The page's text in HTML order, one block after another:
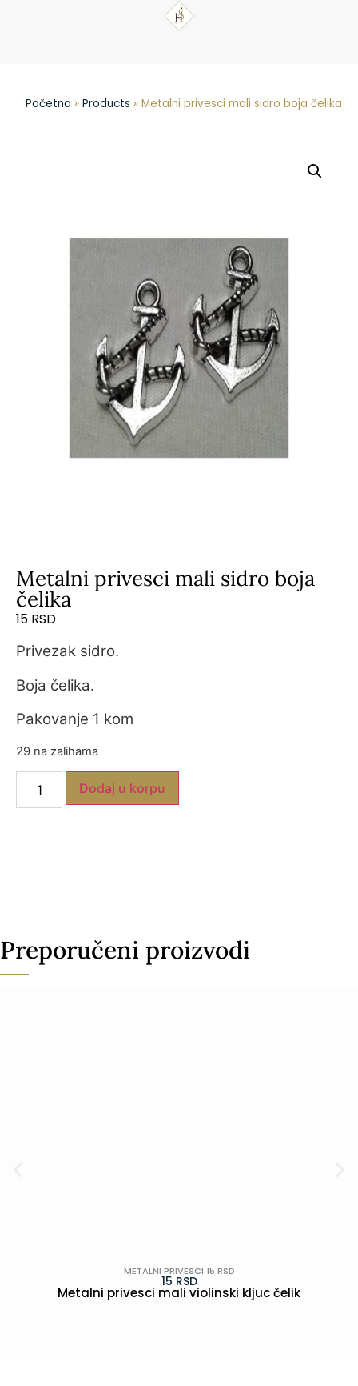
Početna » Products » Metalni privesci mali sidro boja čelika
Metalni privesci mali sidro boja
čelika
15 RSD
Privezak sidro.
Boja čelika.
Pakovanje 1 kom
29 na zalihama
Dodaj u korpu
Preporučeni proizvodi
METALNI PRIVESCI 15 RSD
15 RSD
Metalni privesci mali violinski kljuc čelik